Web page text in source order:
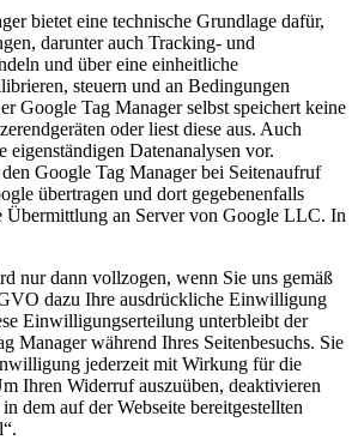
bietet eine technische Grundlage dafür,
darunter auch Tracking- und
und über eine einheitliche
steuern und an Bedingungen
Google Tag Manager selbst speichert keine
oder liest diese aus. Auch
eigenständigen Datenanalysen vor.
Google Tag Manager bei Seitenaufruf
übertragen und dort gegebenenfalls
Übermittlung an Server von Google LLC. In
nur dann vollzogen, wenn Sie uns gemäß
dazu Ihre ausdrückliche Einwilligung
Einwilligungserteilung unterbleibt der
Manager während Ihres Seitenbesuchs. Sie
jederzeit mit Wirkung für die
Ihren Widerruf auszuüben, deaktivieren
dem auf der Webseite bereitgestellten